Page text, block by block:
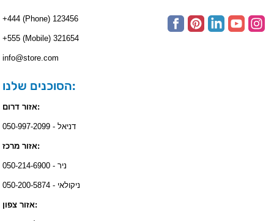
+444 (Phone) 123456
+555 (Mobile) 321654
info@store.com
הסוכנים שלנו:
אזור דרום:
דניאל - 050-997-2099
אזור מרכז:
ניר - 050-214-6900
ניקולאי - 050-200-5874
אזור צפון: